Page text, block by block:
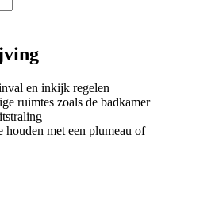
en inkijk regelen
ruimtes zoals de badkamer
houden met een plumeau of